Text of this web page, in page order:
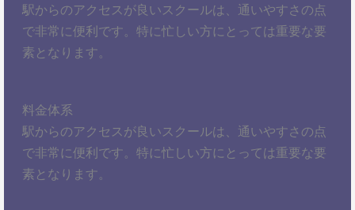
駅からのアクセスが良いスクールは、通いやすさの点
で非常に便利です。特に忙しい方にとっては重要な要
素となります。
料金体系
駅からのアクセスが良いスクールは、通いやすさの点
で非常に便利です。特に忙しい方にとっては重要な要
素となります。